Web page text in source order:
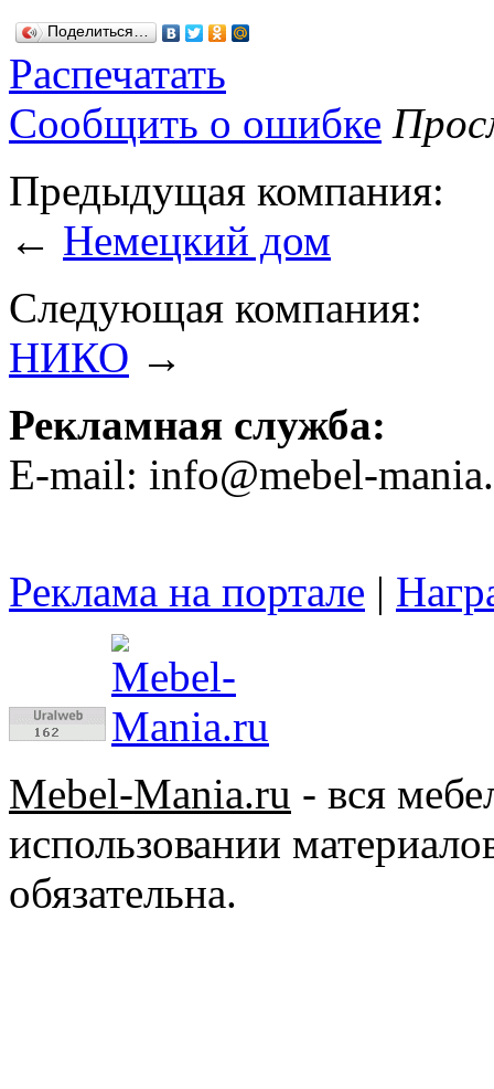
Поделиться…
Распечатать
Сообщить о ошибке
Предыдущая компания:
← Немецкий дом
Следующая компания:
НИКО →
Рекламная служба:
E-mail: info@mebel-
Реклама на портале |
Mebel-Mania.ru - вся
использовании
обязательна.